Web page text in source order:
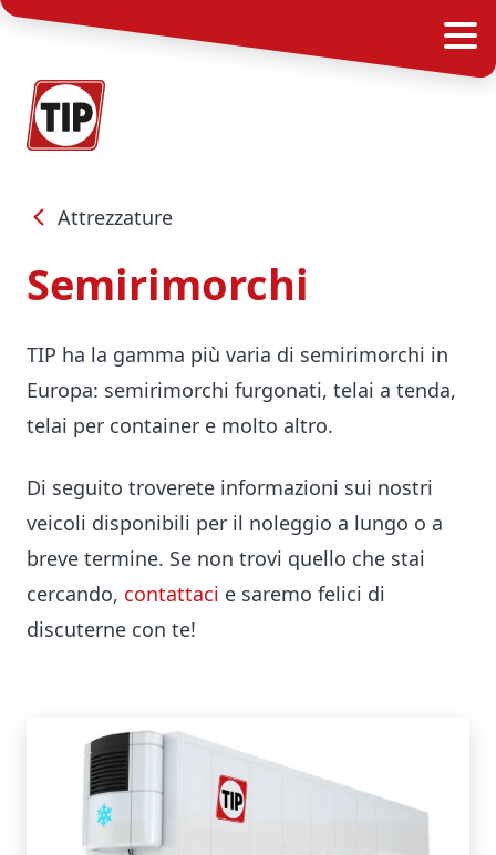
Attrezzature
Semirimorchi
TIP ha la gamma più varia di semirimorchi in
Europa: semirimorchi furgonati, telai a tenda,
telai per container e molto altro.
Di seguito troverete informazioni sui nostri
veicoli disponibili per il noleggio a lungo o a
breve termine. Se non trovi quello che stai
cercando, contattaci e saremo felici di
discuterne con te!